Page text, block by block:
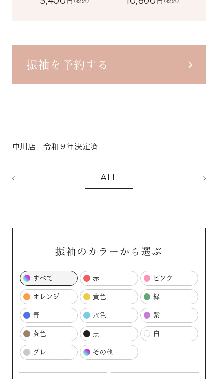
振袖を予約する
中川店 令和９年決定済
ALL
振袖のカラーから選ぶ
すべて 赤 ピンク
オレンジ 黄色 緑
青 水色 紫
茶色 黒 白
グレー その他